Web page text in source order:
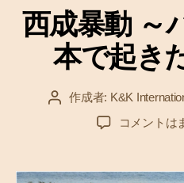
西成暴動 ～
本で起き
投 作成者: K&K
西
動
コメントは